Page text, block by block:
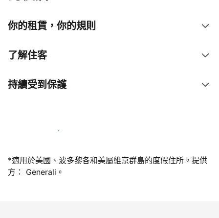
你的租賃，你的規則
了解住客
持續受到保護
今天就和我們一起當屋主
*適用於美國、波多黎各和美屬維京群島的度假住所。提供
方： Generali。